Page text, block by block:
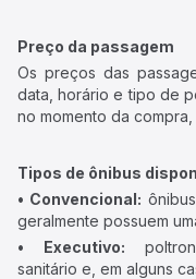
Preço da passagem
Os preços das
data, horário e tipo de
no momento da
Tipos de ônibus
• Convencional:
geralmente possuem
• Executivo:
sanitário e, em alguns